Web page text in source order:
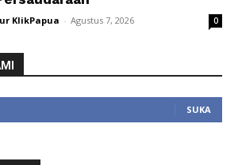
KlikPapua - Agustus 7, 2026 0
SUKA